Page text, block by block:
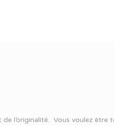
de l’originalité. Vous voulez être